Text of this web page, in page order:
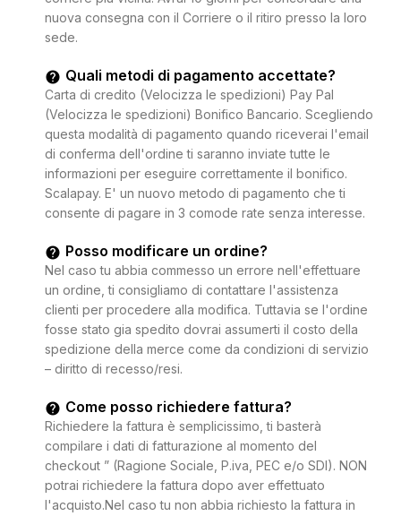
nuova consegna con il Corriere o il ritiro presso la loro
sede.
Quali metodi di pagamento accettate?
Carta di credito (Velocizza le spedizioni) Pay Pal
(Velocizza le spedizioni) Bonifico Bancario. Scegliendo
questa modalità di pagamento quando riceverai l'email
di conferma dell'ordine ti saranno inviate tutte le
informazioni per eseguire correttamente il bonifico.
Scalapay. E' un nuovo metodo di pagamento che ti
consente di pagare in 3 comode rate senza interesse.
Posso modificare un ordine?
Nel caso tu abbia commesso un errore nell'effettuare
un ordine, ti consigliamo di contattare l'assistenza
clienti per procedere alla modifica. Tuttavia se l'ordine
fosse stato gia spedito dovrai assumerti il costo della
spedizione della merce come da condizioni di servizio
– diritto di recesso/resi.
Come posso richiedere fattura?
Richiedere la fattura è semplicissimo, ti basterà
compilare i dati di fatturazione al momento del
checkout ” (Ragione Sociale, P.iva, PEC e/o SDI). NON
potrai richiedere la fattura dopo aver effettuato
l'acquisto.Nel caso tu non abbia richiesto la fattura in